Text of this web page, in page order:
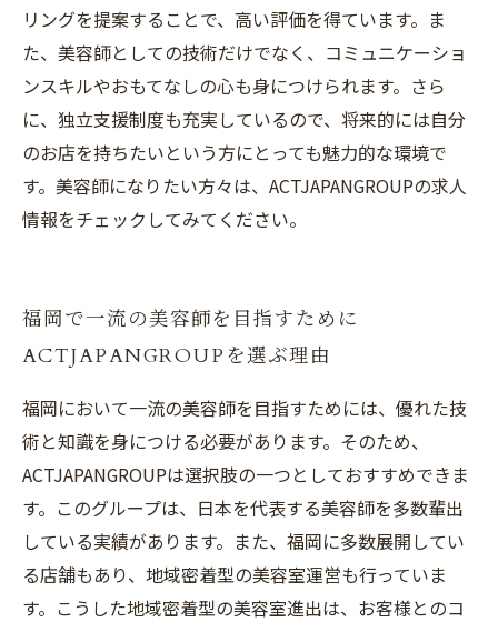
リングを提案することで、高い評価を得ています。ま
た、美容師としての技術だけでなく、コミュニケーショ
ンスキルやおもてなしの心も身につけられます。さら
に、独立支援制度も充実しているので、将来的には自分
のお店を持ちたいという方にとっても魅力的な環境で
す。美容師になりたい方々は、ACTJAPANGROUPの求人
情報をチェックしてみてください。
福岡で一流の美容師を目指すために
ACTJAPANGROUPを選ぶ理由
福岡において一流の美容師を目指すためには、優れた技
術と知識を身につける必要があります。そのため、
ACTJAPANGROUPは選択肢の一つとしておすすめできま
す。このグループは、日本を代表する美容師を多数輩出
している実績があります。また、福岡に多数展開してい
る店舗もあり、地域密着型の美容室運営も行っていま
す。こうした地域密着型の美容室進出は、お客様とのコ